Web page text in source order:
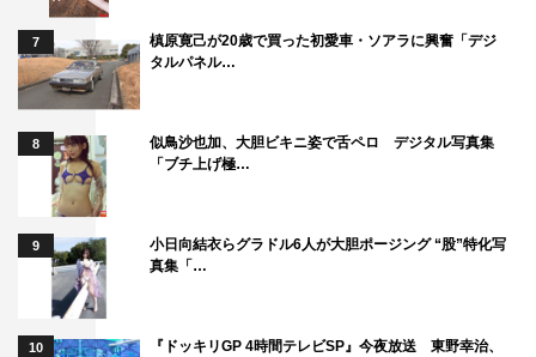
7
槙原寛己が20歳で買った初愛車・ソアラに興奮「デジ
タルパネル…
8
似鳥沙也加、大胆ビキニ姿で舌ペロ デジタル写真集
「ブチ上げ極…
9
小日向結衣らグラドル6人が大胆ポージング “股”特化写
真集「…
10 『ドッキリGP 4時間テレビSP』今夜放送 東野幸治、